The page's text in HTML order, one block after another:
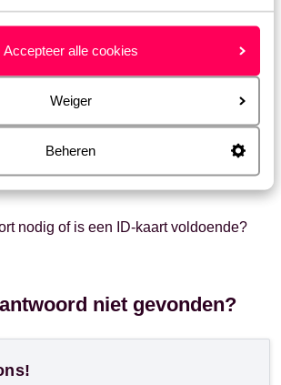
Accepteer alle cookies
Weiger
Beheren
bagage mag ik meenemen?
voor baby's en kinderen?
paspoort / ID-kaart nog geldig zijn na
nodig of is een ID-kaart voldoende?
niet gevonden?